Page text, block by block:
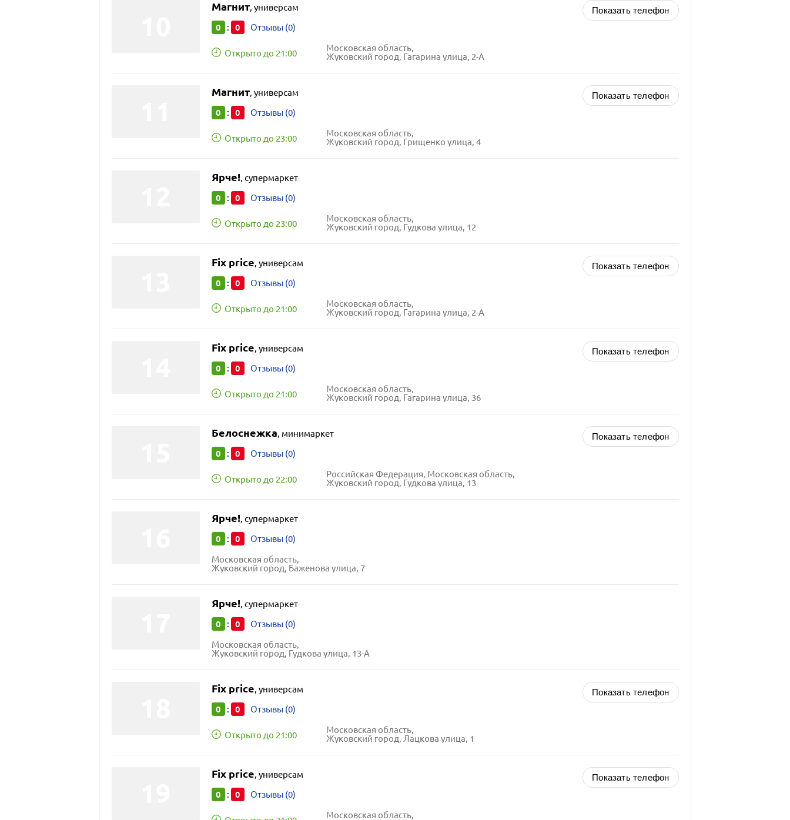
Магнит, универсам
0 : 0 Отзывы (0)
Открыто до 21:00
Московская область,
Жуковский город, Гагарина улица, 2-А
Показать телефон
Магнит, универсам
0 : 0 Отзывы (0)
Открыто до 23:00
Московская область,
Жуковский город, Грищенко улица, 4
Показать телефон
Ярче!, супермаркет
0 : 0 Отзывы (0)
Открыто до 23:00
Московская область,
Жуковский город, Гудкова улица, 12
Fix price, универсам
0 : 0 Отзывы (0)
Открыто до 21:00
Московская область,
Жуковский город, Гагарина улица, 2-А
Показать телефон
Fix price, универсам
0 : 0 Отзывы (0)
Открыто до 21:00
Московская область,
Жуковский город, Гагарина улица, 36
Показать телефон
Белоснежка, минимаркет
0 : 0 Отзывы (0)
Открыто до 22:00
Российская Федерация, Московская область,
Жуковский город, Гудкова улица, 13
Показать телефон
Ярче!, супермаркет
0 : 0 Отзывы (0)
Московская область,
Жуковский город, Баженова улица, 7
Ярче!, супермаркет
0 : 0 Отзывы (0)
Московская область,
Жуковский город, Гудкова улица, 13-А
Fix price, универсам
0 : 0 Отзывы (0)
Открыто до 21:00
Московская область,
Жуковский город, Лацкова улица, 1
Показать телефон
Fix price, универсам
0 : 0 Отзывы (0)
Московская область,
Показать телефон